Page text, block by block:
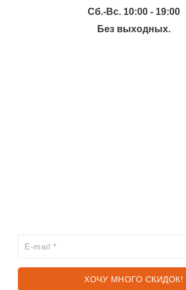
Сб.-Вс. 10:00 - 19:00
Без выходных.